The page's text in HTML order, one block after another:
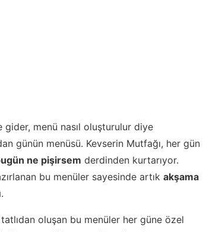
gider, menü nasıl oluşturulur diye
günün menüsü. Kevserin Mutfağı, her gün
ne pişirsem derdinden kurtarıyor.
bu menüler sayesinde artık akşama
oluşan bu menüler her güne özel